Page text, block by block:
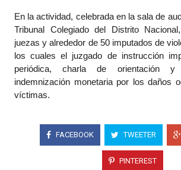
En la actividad, celebrada en la sala de
Tribunal Colegiado del Distrito
juezas y alrededor de 50 imputados de
los cuales el juzgado de instrucción
periódica, charla de orientación y
indemnización monetaria por los daños
víctimas.
FACEBOOK TWEETER
PINTEREST